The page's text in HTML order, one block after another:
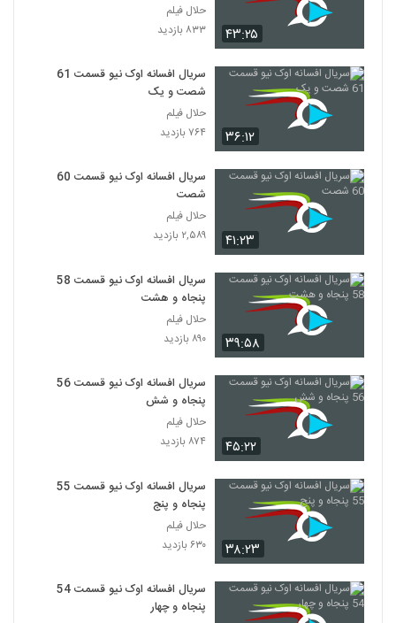
۴۳:۲۵
حلال فیلم
۸۳۳ بازدید
۳۶:۱۲
سریال افسانه اوک نیو قسمت 61
شصت و یک
حلال فیلم
۷۶۴ بازدید
۴۱:۲۳
سریال افسانه اوک نیو قسمت 60
شصت
حلال فیلم
۲,۵۸۹ بازدید
۳۹:۵۸
سریال افسانه اوک نیو قسمت 58
پنجاه و هشت
حلال فیلم
۸۹۰ بازدید
۴۵:۲۲
سریال افسانه اوک نیو قسمت 56
پنجاه و شش
حلال فیلم
۸۷۴ بازدید
۳۸:۲۳
سریال افسانه اوک نیو قسمت 55
پنجاه و پنج
حلال فیلم
۶۳۰ بازدید
سریال افسانه اوک نیو قسمت 54
پنجاه و چهار